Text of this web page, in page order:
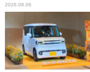
2026.08.06